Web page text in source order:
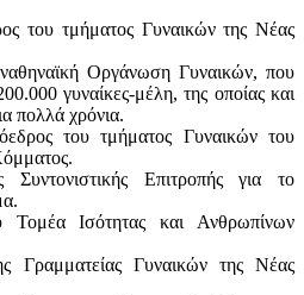
του τμήματος Γυναικών της Νέας
Οργάνωση Γυναικών, που
γυναίκες-μέλη, της οποίας και
πολλά χρόνια.
του τμήματος Γυναικών του
Επιτροπής για το
Ισότητας και Ανθρωπίνων
Γραμματείας Γυναικών της Νέας